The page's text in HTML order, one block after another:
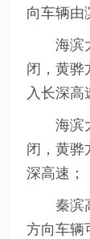
向车辆由
海滨
闭，黄骅
入长深高
海滨
闭，黄骅
深高速；
秦滨
方向车辆